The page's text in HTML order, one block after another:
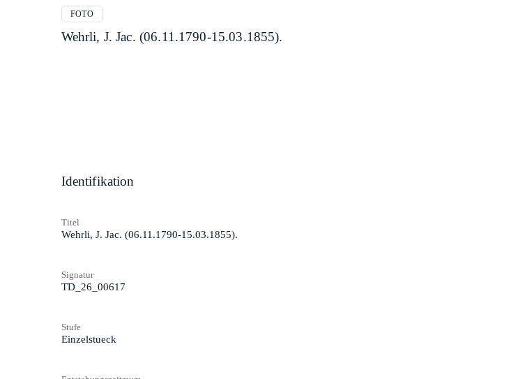
FOTO
Wehrli, J. Jac. (06.11.1790-15.03.1855).
Identifikation
Titel
Wehrli, J. Jac. (06.11.1790-15.03.1855).
Signatur
TD_26_00617
Stufe
Einzelstueck